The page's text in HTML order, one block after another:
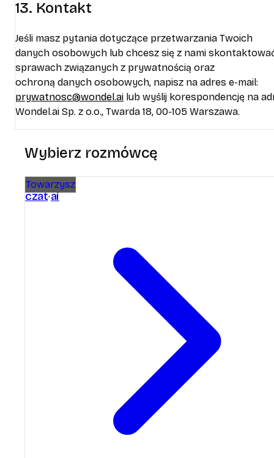
13. Kontakt
Jeśli masz pytania dotyczące przetwarzania Twoich
danych osobowych lub chcesz się z nami
sprawach związanych z prywatnością oraz
ochroną danych osobowych, napisz na adres e-mail:
prywatnosc@wondel.ai lub wyślij korespondencję na
Wondel.ai Sp. z o.o., Twarda 18, 00-105 Warszawa.
Wybierz rozmówcę
Towarzysz
czat ai